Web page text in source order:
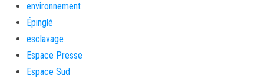
environnement
Épinglé
esclavage
Espace Presse
Espace Sud